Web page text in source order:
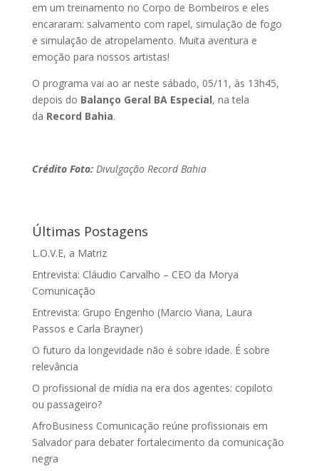
em um treinamento no Corpo de Bombeiros e eles
encararam: salvamento com rapel, simulação de fogo
e simulação de atropelamento. Muita aventura e
emoção para nossos artistas!
O programa vai ao ar neste sábado, 05/11, às 13h45,
depois do Balanço Geral BA Especial, na tela
da Record Bahia.
Crédito Foto:Divulgação Record Bahia
Últimas Postagens
L.O.V.E, a Matriz
Entrevista: Cláudio Carvalho – CEO da Morya
Comunicação
Entrevista: Grupo Engenho (Marcio Viana, Laura
Passos e Carla Brayner)
O futuro da longevidade não é sobre idade. É sobre
relevância
O profissional de mídia na era dos agentes: copiloto
ou passageiro?
AfroBusiness Comunicação reúne profissionais em
Salvador para debater fortalecimento da comunicação
negra